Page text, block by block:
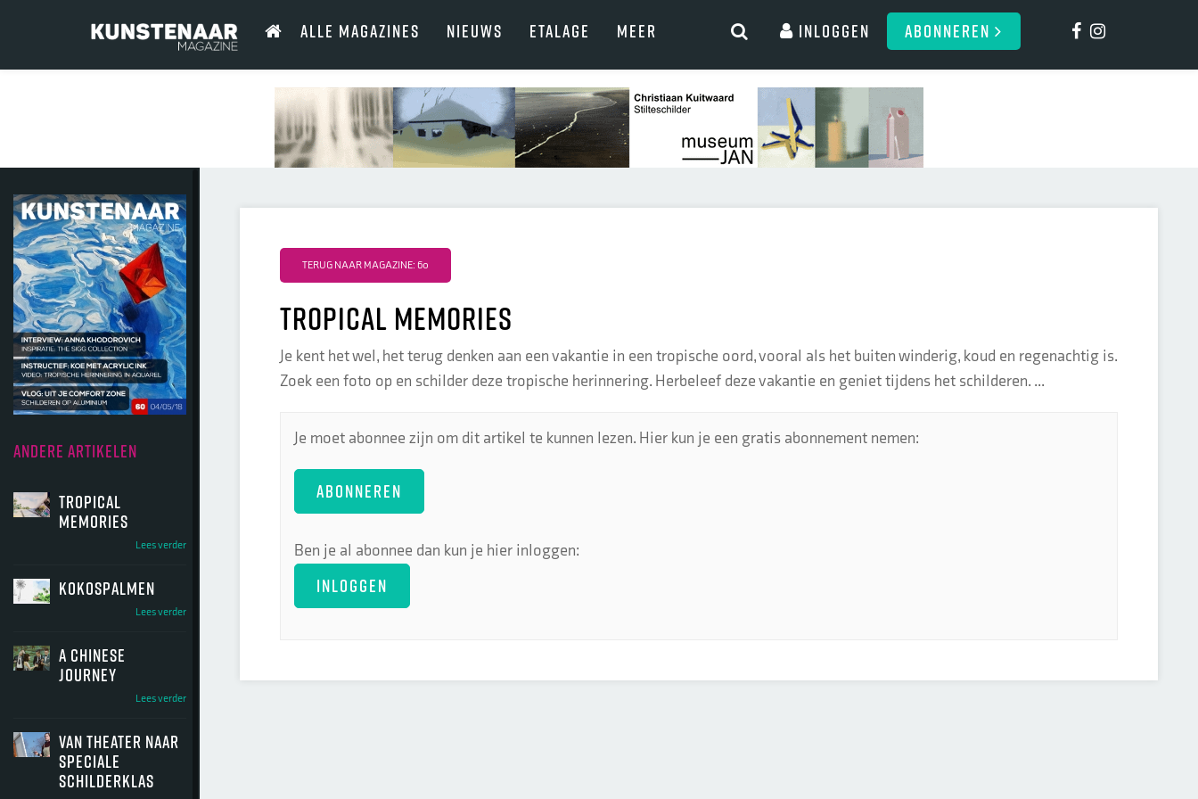
ALLE MAGAZINES NIEUWS ETALAGE MEER Inloggen ABONNEREN
ANDERE ARTIKELEN
tropical
memories
Lees verder
kokospalmen
Lees verder
a chinese
journey
Lees verder
van theater naar
speciale
schilderklas
TERUG NAAR MAGAZINE: 60
tropical memories
Je kent het wel, het terug denken aan een vakantie in een tropische oord, vooral als het buiten winderig, koud en regenachtig is.
Zoek een foto op en schilder deze tropische herinnering. Herbeleef deze vakantie en geniet tijdens het schilderen. ...
Je moet abonnee zijn om dit artikel te kunnen lezen. Hier kun je een gratis abonnement nemen:
ABONNEREN
Ben je al abonnee dan kun je hier inloggen:
INLOGGEN